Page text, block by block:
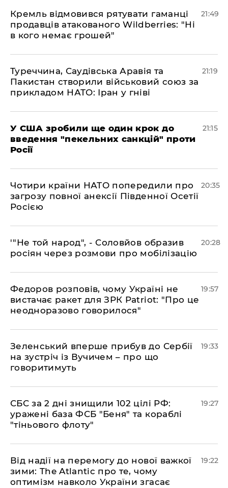
​Кремль відмовився рятувати гаманці
продавців атакованого Wildberries: "Ні
в кого немає грошей"
21:49
​Туреччина, Саудівська Аравія та
Пакистан створили військовий союз за
прикладом НАТО: Іран у гніві
21:19
​У США зробили ще один крок до
введення "пекельних санкцій" проти
Росії
21:15
​Чотири країни НАТО попередили про
загрозу повної анексії Південної Осетії
Росією
20:35
​'"Не той народ", - Соловйов образив
росіян через розмови про мобілізацію
20:28
​Федоров розповів, чому Україні не
вистачає ракет для ЗРК Patriot: "Про це
неодноразово говорилося"
19:57
​Зеленський вперше прибув до Сербії
на зустріч із Вучичем – про що
говоритимуть
19:33
​СБС за 2 дні знищили 102 цілі РФ:
уражені база ФСБ "Беня" та кораблі
"тіньового флоту"
19:27
​Від надії на перемогу до нової важкої
зими: The Atlantic про те, чому
оптимізм навколо України згасає
19:22